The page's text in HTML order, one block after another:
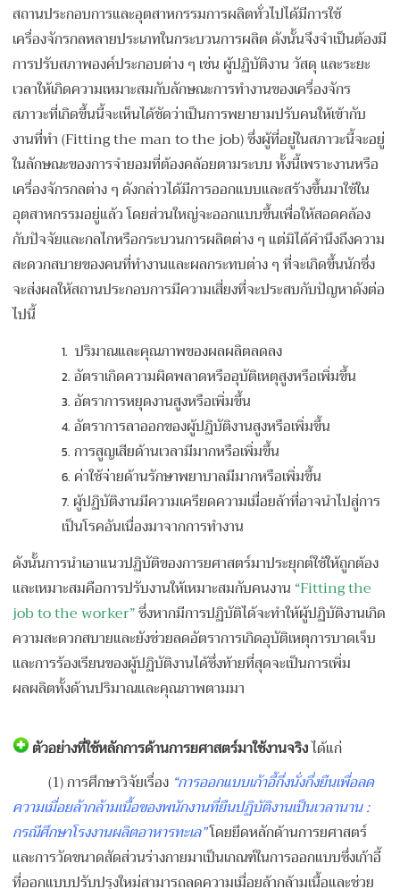
สถานประกอบการและอุตสาหกรรมการผลิตทั่วไปได้มีการใช้
เครื่องจักรกลหลายประเภทในกระบวนการผลิต ดังนั้นจึงจำเป็นต้องมี
การปรับสภาพองค์ประกอบต่าง ๆ เช่น ผู้ปฏิบัติงาน วัสดุ และระยะ
เวลาให้เกิดความเหมาะสมกับลักษณะการทำงานของเครื่องจักร
สภาวะที่เกิดขึ้นนี้จะเห็นได้ชัดว่าเป็นการพยายามปรับคนให้เข้ากับ
งานที่ทำ (Fitting the man to the job) ซึ่งผู้ที่อยู่ในสภาวะนี้จะอยู่
ในลักษณะของการจำยอมที่ต้องคล้อยตามระบบ ทั้งนี้เพราะงานหรือ
เครื่องจักรกลต่าง ๆ ดังกล่าวได้มีการออกแบบและสร้างขึ้นมาใช้ใน
อุตสาหกรรมอยู่แล้ว โดยส่วนใหญ่จะออกแบบขึ้นเพื่อให้สอดคล้อง
กับปัจจัยและกลไกหรือกระบวนการผลิตต่าง ๆ แต่มิได้คำนึงถึงความ
สะดวกสบายของคนที่ทำงานและผลกระทบต่าง ๆ ที่จะเกิดขึ้นนักซึ่ง
จะส่งผลให้สถานประกอบการมีความเสี่ยงที่จะประสบกับปัญหาดังต่อ
ไปนี้
ปริมาณและคุณภาพของผลผลิตลดลง
อัตราเกิดความผิดพลาดหรืออุบัติเหตุสูงหรือเพิ่มขึ้น
อัตราการหยุดงานสูงหรือเพิ่มขึ้น
อัตราการลาออกของผู้ปฏิบัติงานสูงหรือเพิ่มขึ้น
การสูญเสียด้านเวลามีมากหรือเพิ่มขึ้น
ค่าใช้จ่ายด้านรักษาพยาบาลมีมากหรือเพิ่มขึ้น
ผู้ปฏิบัติงานมีความเครียดความเมื่อยล้าที่อาจนำไปสู่การ
เป็นโรคอันเนื่องมาจากการทำงาน
ดังนั้นการนำเอาแนวปฏิบัติของการยศาสตร์มาประยุกต์ใช้ให้ถูกต้อง
และเหมาะสมคือการปรับงานให้เหมาะสมกับคนงาน “Fitting the
job to the worker”ซึ่งหากมีการปฏิบัติได้จะทำให้ผู้ปฏิบัติงานเกิด
ความสะดวกสบายและยังช่วยลดอัตราการเกิดอุบัติเหตุการบาดเจ็บ
และการร้องเรียนของผู้ปฏิบัติงานได้ซึ่งท้ายที่สุดจะเป็นการเพิ่ม
ผลผลิตทั้งด้านปริมาณและคุณภาพตามมา
ตัวอย่างที่ใช้หลักการด้านการยศาสตร์มาใช้งานจริงได้แก่
(1) การศึกษาวิจัยเรื่อง “การออกแบบเก้าอี้กึ่งนั่งกึ่งยืนเพื่อลด
ความเมื่อยล้ากล้ามเนื้อของพนักงานที่ยืนปฏิบัติงานเป็นเวลานาน :
กรณีศึกษาโรงงานผลิตอาหารทะเล”โดยยึดหลักด้านการยศาสตร์
และการวัดขนาดสัดส่วนร่างกายมาเป็นเกณฑ์ในการออกแบบซึ่งเก้าอี้
ที่ออกแบบปรับปรุงใหม่สามารถลดความเมื่อยล้ากล้ามเนื้อและช่วย